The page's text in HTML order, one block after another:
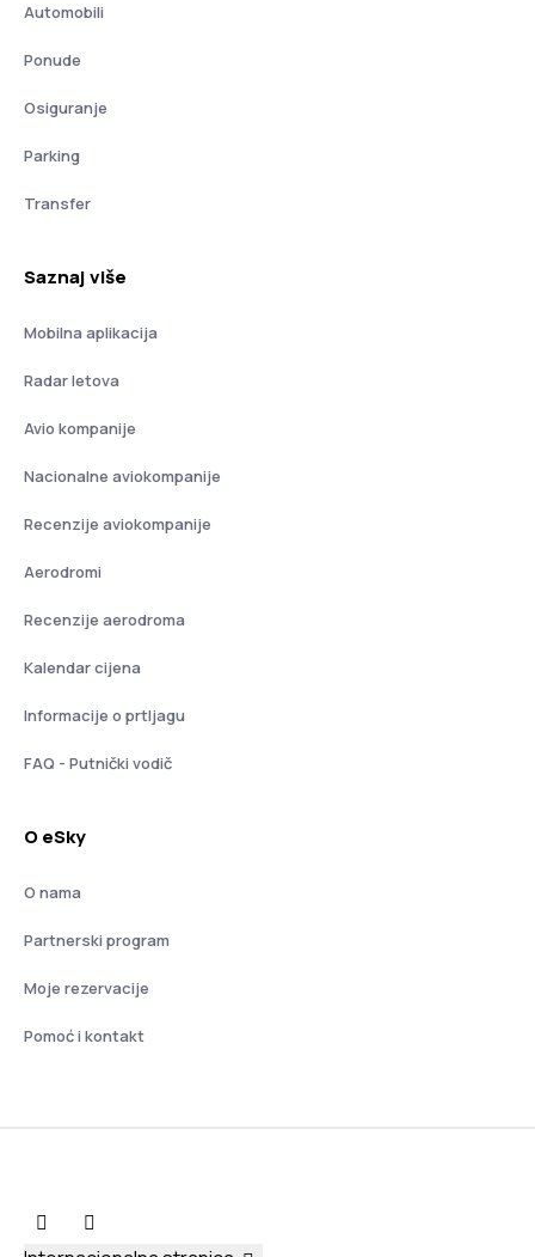
Automobili
Ponude
Osiguranje
Parking
Transfer
Saznaj više
Mobilna aplikacija
Radar letova
Avio kompanije
Nacionalne aviokompanije
Recenzije aviokompanije
Aerodromi
Recenzije aerodroma
Kalendar cijena
Informacije o prtljagu
FAQ - Putnički vodič
O eSky
O nama
Partnerski program
Moje rezervacije
Pomoć i kontakt